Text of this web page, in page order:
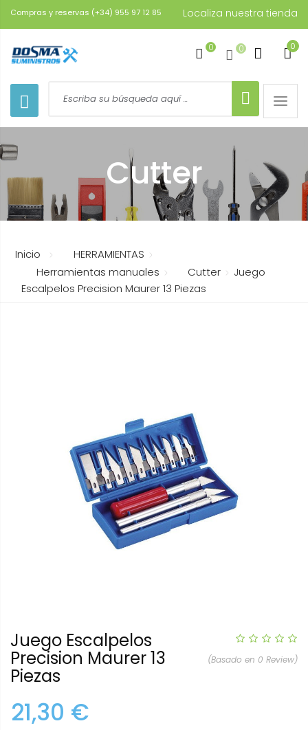
Compras y reservas (+34) 955 97 12 85 Localiza nuestra tienda
0
0 0
Toggle
Cutter
Inicio
HERRAMIENTAS
Herramientas manuales
Cutter
Juego
Escalpelos Precision Maurer 13 Piezas
(Basado en 0 Review)
Juego Escalpelos
Precision Maurer 13
Piezas
21,30 €